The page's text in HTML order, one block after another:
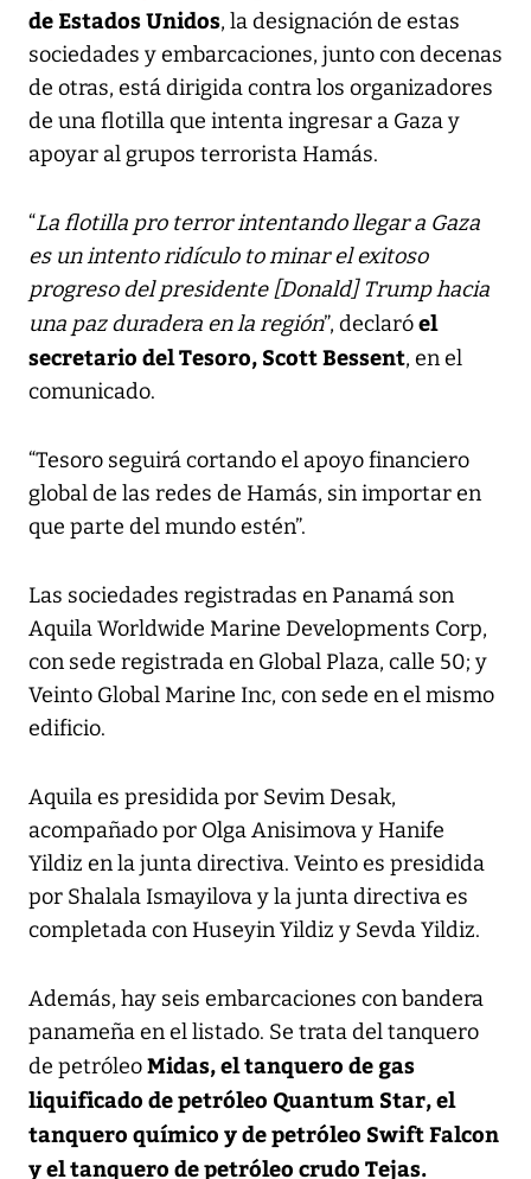
de Estados Unidos, la designación de estas
sociedades y embarcaciones, junto con decenas
de otras, está dirigida contra los organizadores
de una flotilla que intenta ingresar a Gaza y
apoyar al grupos terrorista Hamás.
“La flotilla pro terror intentando llegar a Gaza
es un intento ridículo to minar el exitoso
progreso del presidente [Donald] Trump hacia
una paz duradera en la región”, declaróel
secretario del Tesoro, Scott Bessent, en el
comunicado.
“Tesoro seguirá cortando el apoyo financiero
global de las redes de Hamás, sin importar en
que parte del mundo estén”.
Las sociedades registradas en Panamá son
Aquila Worldwide Marine Developments Corp,
con sede registrada en Global Plaza, calle 50; y
Veinto Global Marine Inc, con sede en el mismo
edificio.
Aquila es presidida por Sevim Desak,
acompañado por Olga Anisimova y Hanife
Yildiz en la junta directiva. Veinto es presidida
por Shalala Ismayilova y la junta directiva es
completada con Huseyin Yildiz y Sevda Yildiz.
Además, hay seis embarcaciones con bandera
panameña en el listado. Se trata del tanquero
de petróleoMidas, el tanquero de gas
liquificado de petróleo Quantum Star, el
tanquero químico y de petróleo Swift Falcon
y el tanquero de petróleo crudo Tejas.